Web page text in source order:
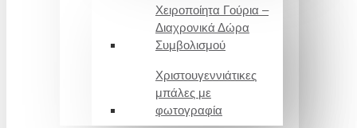
Χειροποίητα Γούρια –
Διαχρονικά Δώρα
Συμβολισμού
Χριστουγεννιάτικες
μπάλες με
φωτογραφία